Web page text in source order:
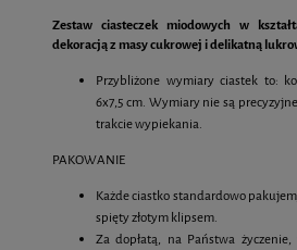
Zestaw ciasteczek miodowych w
dekoracją z masy cukrowej i delikatną
Przybliżone wymiary ciastek to:
6x7,5 cm. Wymiary nie są
trakcie wypiekania.
PAKOWANIE
Każde ciastko standardowo
spięty złotym klipsem.
Za dopłatą, na Państwa